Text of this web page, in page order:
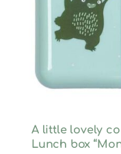
να
στη
A little lovely
Lunch box